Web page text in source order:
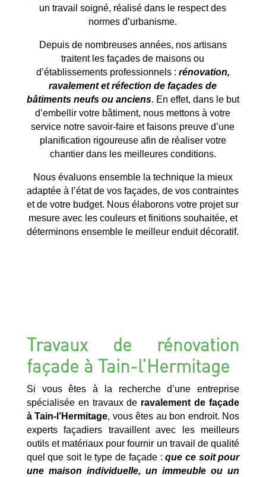
un travail soigné, réalisé dans le respect des
normes d’urbanisme.
Depuis de nombreuses années, nos artisans
traitent les façades de maisons ou
d’établissements professionnels : rénovation,
ravalement et réfection de façades de
bâtiments neufs ou anciens. En effet, dans le but
d’embellir votre bâtiment, nous mettons à votre
service notre savoir-faire et faisons preuve d’une
planification rigoureuse afin de réaliser votre
chantier dans les meilleures conditions.
Nous évaluons ensemble la technique la mieux
adaptée à l’état de vos façades, de vos contraintes
et de votre budget. Nous élaborons votre projet sur
mesure avec les couleurs et finitions souhaitée, et
déterminons ensemble le meilleur enduit décoratif.
Travaux de rénovation
façade à Tain-l’Hermitage
Si vous êtes à la recherche d’une entreprise
spécialisée en travaux de ravalement de façade
à Tain-l’Hermitage, vous êtes au bon endroit. Nos
experts façadiers travaillent avec les meilleurs
outils et matériaux pour fournir un travail de qualité
quel que soit le type de façade :que ce soit pour
une maison individuelle, un immeuble ou un